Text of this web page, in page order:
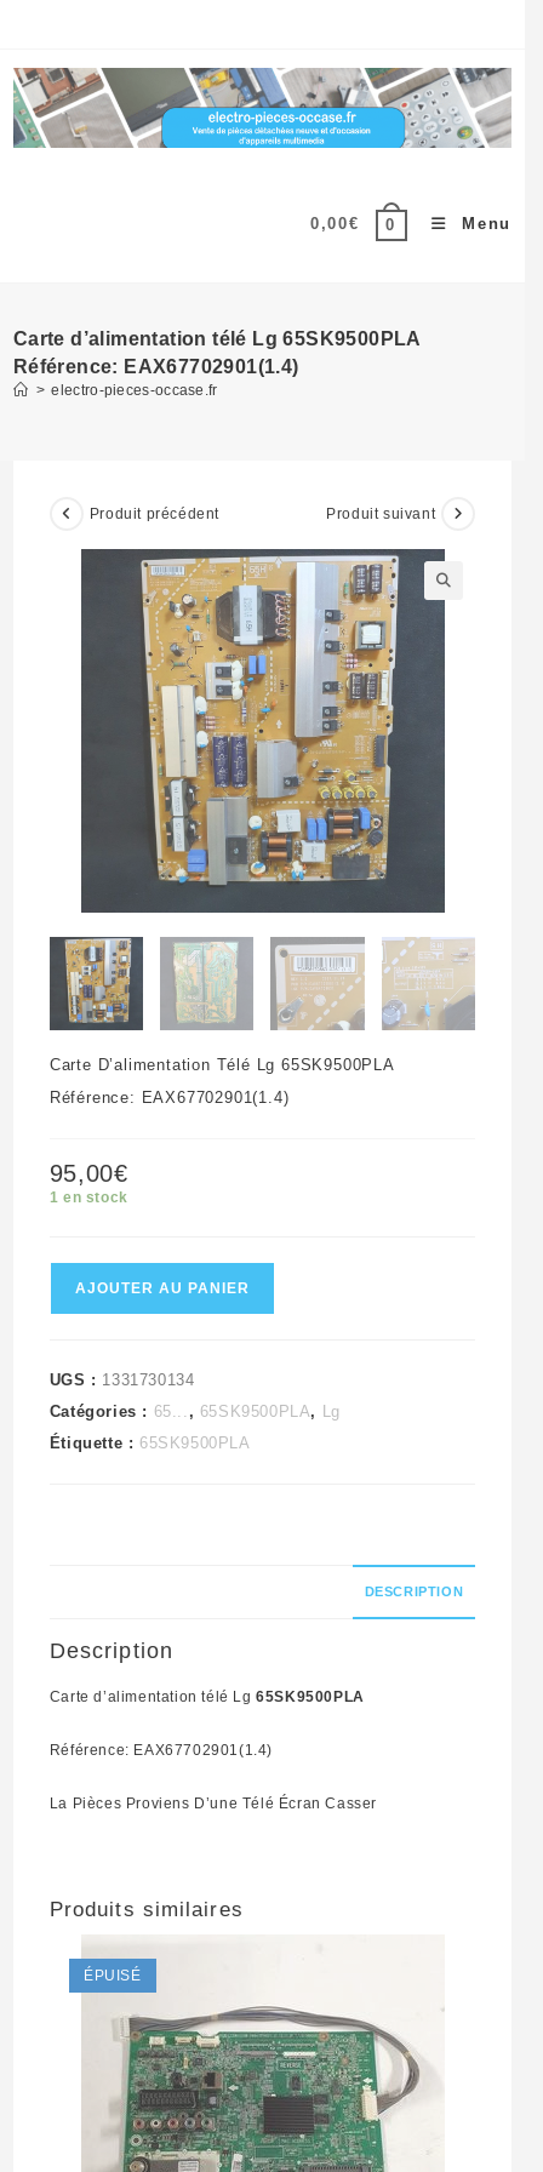
content
0,00€ 0 Menu
Carte d’alimentation télé Lg 65SK9500PLA
Référence: EAX67702901(1.4)
> electro-pieces-occase.fr
Produit précédent Produit suivant
Carte D’alimentation Télé Lg 65SK9500PLA
Référence: EAX67702901(1.4)
95,00€
1 en stock
quantité
de
d'alimentation
télé
Lg
AJOUTER AU PANIER
UGS : 1331730134
Catégories : 65... , 65SK9500PLA, Lg
Étiquette : 65SK9500PLA
DESCRIPTION
Description
Carte d’alimentation télé Lg65SK9500PLA
Référence: EAX67702901(1.4)
La Pièces Proviens D’une Télé Écran Casser
Produits similaires
ÉPUISÉ